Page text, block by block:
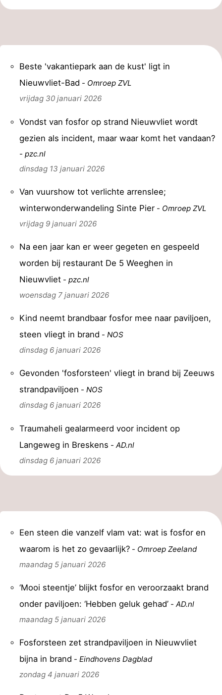
Beste 'vakantiepark aan de kust' ligt in
Nieuwvliet-Bad - Omroep ZVL
vrijdag 30 januari 2026
Vondst van fosfor op strand Nieuwvliet wordt
gezien als incident, maar waar komt het vandaan?
-pzc.nl
dinsdag 13 januari 2026
Van vuurshow tot verlichte arrenslee;
winterwonderwandeling Sinte Pier - Omroep ZVL
vrijdag 9 januari 2026
Na een jaar kan er weer gegeten en gespeeld
worden bij restaurant De 5 Weeghen in
Nieuwvliet -pzc.nl
woensdag 7 januari 2026
Kind neemt brandbaar fosfor mee naar paviljoen,
steen vliegt in brand -NOS
dinsdag 6 januari 2026
Gevonden 'fosforsteen' vliegt in brand bij Zeeuws
strandpaviljoen -NOS
dinsdag 6 januari 2026
Traumaheli gealarmeerd voor incident op
Langeweg in Breskens -AD.nl
dinsdag 6 januari 2026
Een steen die vanzelf vlam vat: wat is fosfor en
waarom is het zo gevaarlijk? - Omroep Zeeland
maandag 5 januari 2026
‘Mooi steentje’ blijkt fosfor en veroorzaakt brand
onder paviljoen: ‘Hebben geluk gehad’ -AD.nl
maandag 5 januari 2026
Fosforsteen zet strandpaviljoen in Nieuwvliet
bijna in brand -Eindhovens Dagblad
zondag 4 januari 2026